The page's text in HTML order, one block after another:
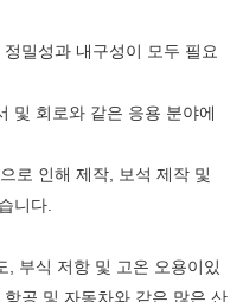
밀성과 내구성이 모두 필요
및 회로와 같은 응용 분야에
로 인해 제작, 보석 제작 및
니다.
, 부식 저항 및 고온 오용이있
공 및 자동차와 같은 많은 산